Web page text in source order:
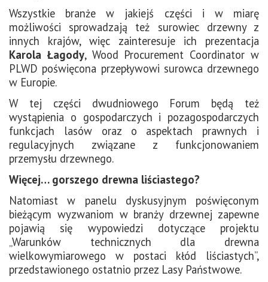
Wszystkie branże w jakiejś części i w miarę
możliwości sprowadzają też surowiec drzewny z
innych krajów, więc zainteresuje ich prezentacja
Karola Łagody, Wood Procurement Coordinator w
PLWD poświęcona przepływowi surowca drzewnego
w Europie.
W tej części dwudniowego Forum będą też
wystąpienia o gospodarczych i pozagospodarczych
funkcjach lasów oraz o aspektach prawnych i
regulacyjnych związane z funkcjonowaniem
przemysłu drzewnego.
Więcej… gorszego drewna liściastego?
Natomiast w panelu dyskusyjnym poświęconym
bieżącym wyzwaniom w branży drzewnej zapewne
pojawią się wypowiedzi dotyczące projektu
„Warunków technicznych dla drewna
wielkowymiarowego w postaci kłód liściastych”,
przedstawionego ostatnio przez Lasy Państwowe.